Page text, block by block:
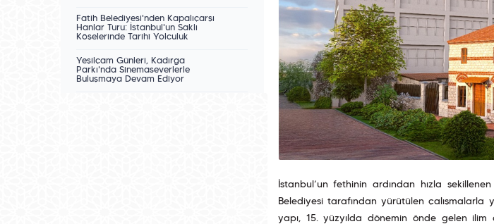
Fatih Belediyesi'nden Kapalıçarşı
Hanlar Turu: İstanbul'un Saklı
Köşelerinde Tarihî Yolculuk
Yeşilçam Günleri, Kadırga
Parkı'nda Sinemaseverlerle
Buluşmaya Devam Ediyor
İstanbul’un fethinin ardından hızla
Belediyesi tarafından yürütülen
yapı, 15. yüzyılda dönemin önde gelen ilim